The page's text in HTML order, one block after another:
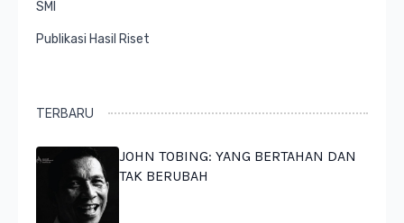
SMI
Publikasi Hasil Riset
TERBARU
JOHN TOBING: YANG BERTAHAN DAN
TAK BERUBAH